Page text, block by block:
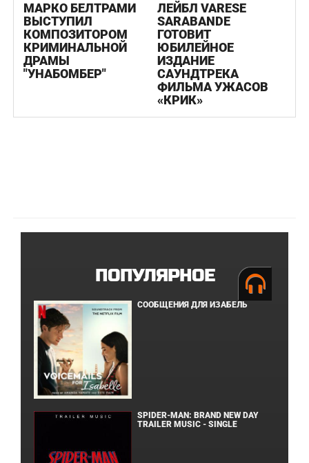
МАРКО БЕЛТРАМИ
ВЫСТУПИЛ
КОМПОЗИТОРОМ
КРИМИНАЛЬНОЙ
ДРАМЫ
"УНАБОМБЕР"
ЛЕЙБЛ VARESE
SARABANDE
ГОТОВИТ
ЮБИЛЕЙНОЕ
ИЗДАНИЕ
САУНДТРЕКА
ФИЛЬМА УЖАСОВ
«КРИК»
ПОПУЛЯРНОЕ
СООБЩЕНИЯ ДЛЯ ИЗАБЕЛЬ
SPIDER-MAN: BRAND NEW DAY
TRAILER MUSIC - SINGLE